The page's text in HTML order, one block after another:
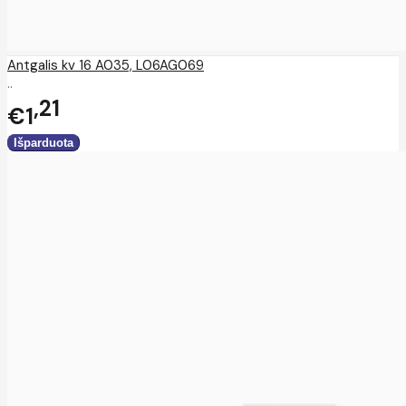
Antgalis kv 16 A035, L06AG069
..
€1 21